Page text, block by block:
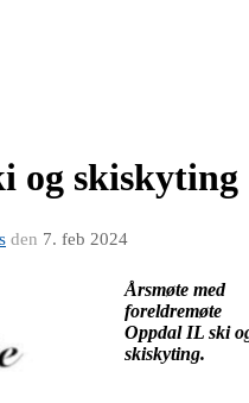
og skiskyting
den 7. feb 2024
Årsmøte med
foreldremøte
Oppdal IL ski
skiskyting.